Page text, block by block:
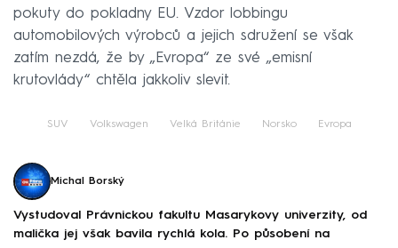
pokuty do pokladny EU. Vzdor lobbingu
automobilových výrobců a jejich sdružení se však
zatím nezdá, že by „Evropa“ ze své „emisní
krutovlády“ chtěla jakkoliv slevit.
SUV Volkswagen Velká Británie Norsko Evropa
Michal Borský
Vystudoval Právnickou fakultu Masarykovy univerzity, od
malička jej však bavila rychlá kola. Po působení na